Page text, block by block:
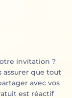
invitation ?
assurer que tout
avec vos
est réactif